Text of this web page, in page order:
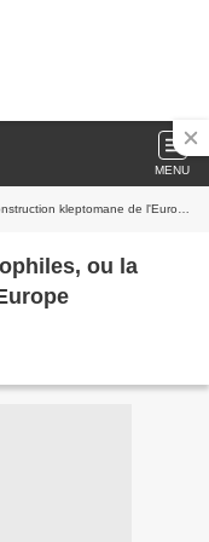
MENU
kleptomane de l'Europe
ou la